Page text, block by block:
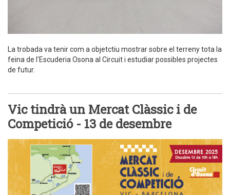
La trobada va tenir com a objetctiu mostrar sobre el terreny tota la
feina de l'Escuderia Osona al Circuit i estudiar possibles projectes
de futur.
Vic tindrà un Mercat Clàssic i de
Competició - 13 de desembre